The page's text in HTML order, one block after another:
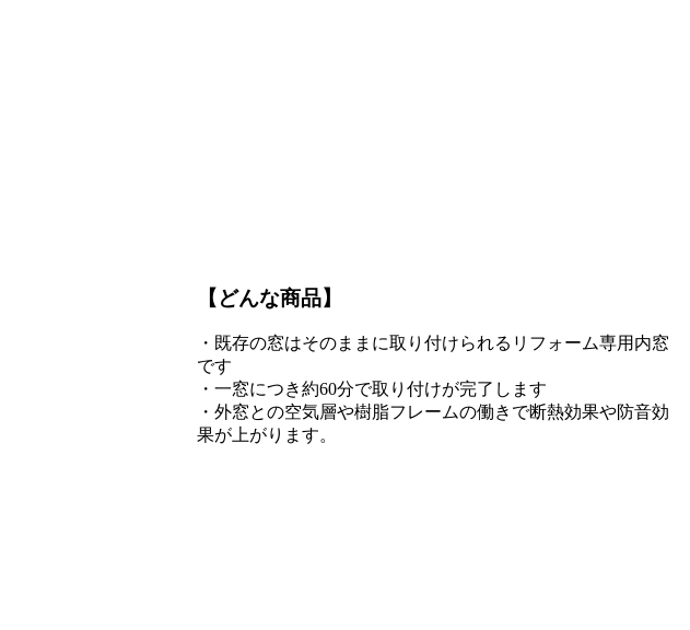
【どんな商品】
・既存の窓はそのままに取り付けられるリフォーム専用内窓
です
・一窓につき約60分で取り付けが完了します
・外窓との空気層や樹脂フレームの働きで断熱効果や防音効
果が上がります。